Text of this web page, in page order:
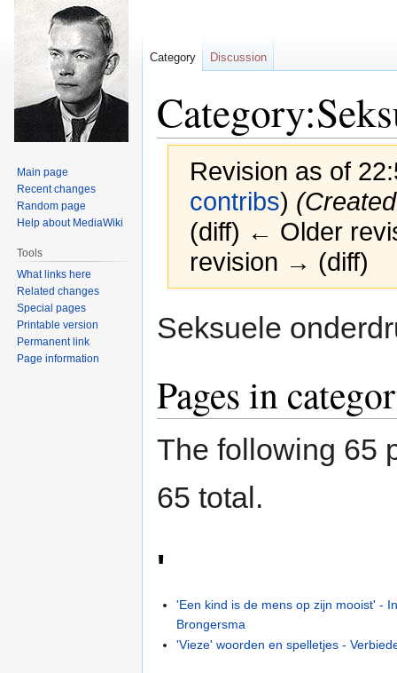
Revision as of
contribs)
(diff) ← Older
revision → (diff)
to
to
Seksuele
Pages in
The following 65
65 total.
'
'Een kind is de mens op zijn mooist' -
Brongersma
'Vieze' woorden en spelletjes -
Category Discussion
Main page
Recent changes
Random page
Help about MediaWiki
Tools
What links here
Related changes
Special pages
Printable version
Permanent link
Page information